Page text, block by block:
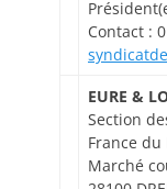
Contact :
EURE &
Section
France du
Marché